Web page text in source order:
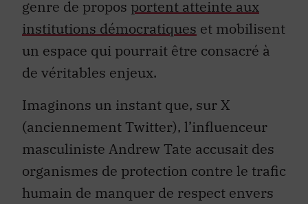
genre de propos portent atteinte aux
institutions démocratiques et mobilisent
un espace qui pourrait être consacré à
de véritables enjeux.
Imaginons un instant que, sur X
(anciennement Twitter), l’influenceur
masculiniste Andrew Tate accusait des
organismes de protection contre le trafic
humain de manquer de respect envers